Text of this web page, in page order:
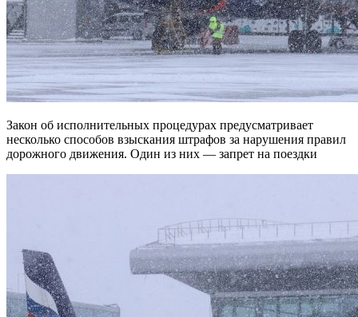
Закон об исполнительных процедурах предусматривает
несколько способов взыскания штрафов за нарушения правил
дорожного движения. Один из них — запрет на поездки